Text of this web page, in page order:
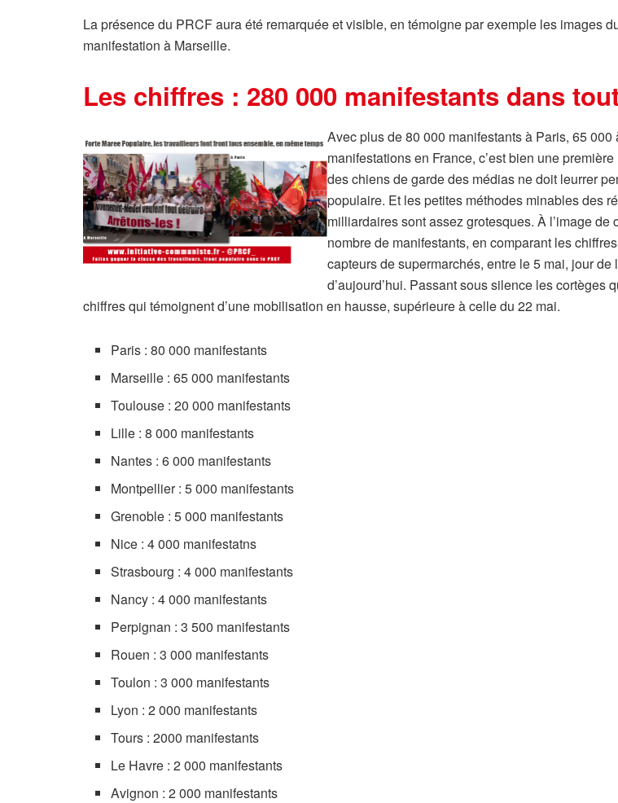
La présence du PRCF aura été remarquée et visible, en témoigne par exemple les images
manifestation à Marseille.
Les chiffres : 280 000 manifestants dans
Avec plus de 80 000 manifestants à Paris, 65
manifestations en France, c’est bien une
des chiens de garde des médias ne doit leurrer
populaire. Et les petites méthodes minables des
milliardaires sont assez grotesques. À l’image
nombre de manifestants, en comparant les
capteurs de supermarchés, entre le 5 mai, jour
d’aujourd’hui. Passant sous silence les
chiffres qui témoignent d’une mobilisation en hausse, supérieure à celle du 22 mai.
Paris : 80 000 manifestants
Marseille : 65 000 manifestants
Toulouse : 20 000 manifestants
Lille : 8 000 manifestants
Nantes : 6 000 manifestants
Montpellier : 5 000 manifestants
Grenoble : 5 000 manifestants
Nice : 4 000 manifestatns
Strasbourg : 4 000 manifestants
Nancy : 4 000 manifestants
Perpignan : 3 500 manifestants
Rouen : 3 000 manifestants
Toulon : 3 000 manifestants
Lyon : 2 000 manifestants
Tours : 2000 manifestants
Le Havre : 2 000 manifestants
Avignon : 2 000 manifestants